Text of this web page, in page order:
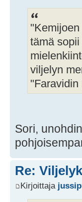
tämä
viljelyn
Sori,
Re:
Kirjoittaja